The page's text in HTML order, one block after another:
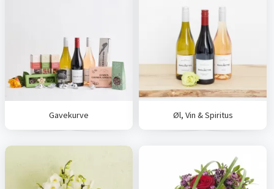
Gavekurve Øl, Vin & Spiritus